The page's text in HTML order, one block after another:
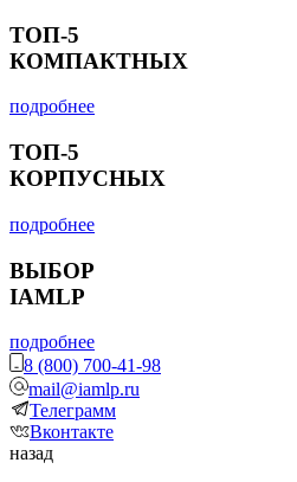
ТОП-5
КОМПАКТНЫХ
подробнее
ТОП-5
КОРПУСНЫХ
подробнее
ВЫБОР
IAMLP
подробнее
8 (800) 700-41-98
mail@iamlp.ru
Телеграмм
Вконтакте
назад